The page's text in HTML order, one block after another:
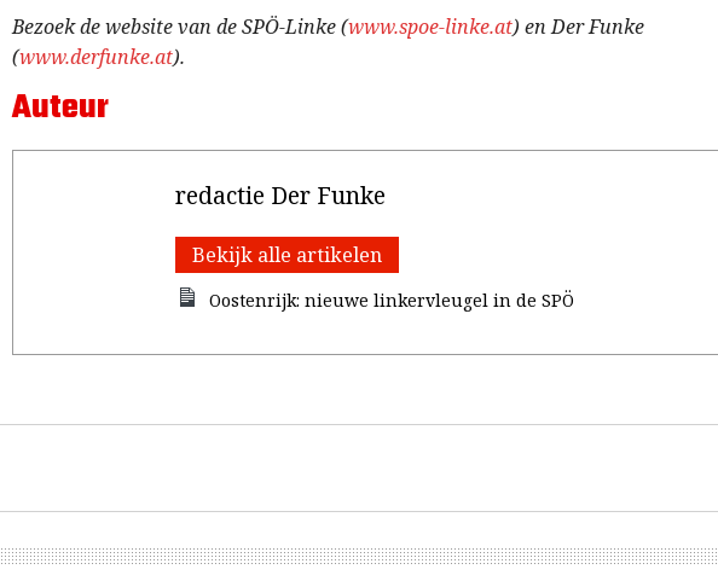
Bezoek de website van de SPÖ-Linke (www.spoe-linke.at) en Der Funke
(www.derfunke.at).
Auteur
redactie Der Funke
Bekijk alle artikelen
Oostenrijk: nieuwe linkervleugel in de SPÖ